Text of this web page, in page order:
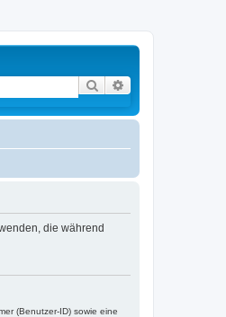
Suche
die während
(Benutzer-ID) sowie eine